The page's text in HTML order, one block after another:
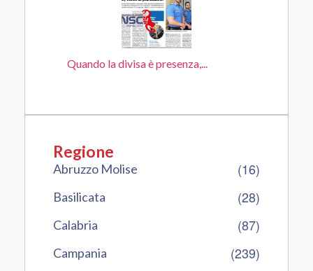
Quando la divisa è presenza,...
Regione
Abruzzo Molise (16)
Basilicata (28)
Calabria (87)
Campania (239)